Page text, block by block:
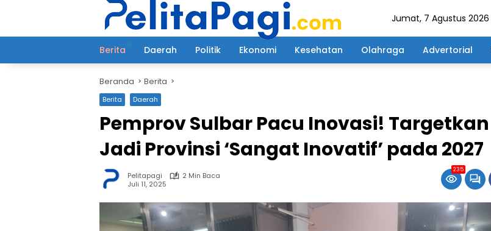
Jumat, 7 Agustus 2026
Berita Daerah Politik Ekonomi Kesehatan Olahraga Advertorial
Beranda Berita
Berita Daerah
Pemprov Sulbar Pacu Inovasi! Targetkan
Jadi Provinsi ‘Sangat Inovatif’ pada 2027
Pelitapagi
2 Min Baca
Juli 11, 2025
235